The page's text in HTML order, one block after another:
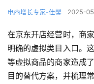
电商增长专家-佳馨 2025-
在京东开店经营时，商
明确的虚拟类目入口。
等虚拟商品的商家造成
目的替代方案，并梳理